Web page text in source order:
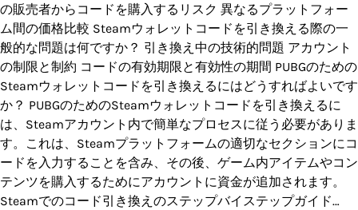
の販売者からコードを購入するリスク 異なるプラットフォー
ム間の価格比較 Steamウォレットコードを引き換える際の一
般的な問題は何ですか？ 引き換え中の技術的問題 アカウント
の制限と制約 コードの有効期限と有効性の期間 PUBGのための
Steamウォレットコードを引き換えるにはどうすればよいです
か？ PUBGのためのSteamウォレットコードを引き換えるに
は、Steamアカウント内で簡単なプロセスに従う必要がありま
す。これは、Steamプラットフォームの適切なセクションにコ
ードを入力することを含み、その後、ゲーム内アイテムやコン
テンツを購入するためにアカウントに資金が追加されます。
Steamでのコード引き換えのステップバイステップガイド…